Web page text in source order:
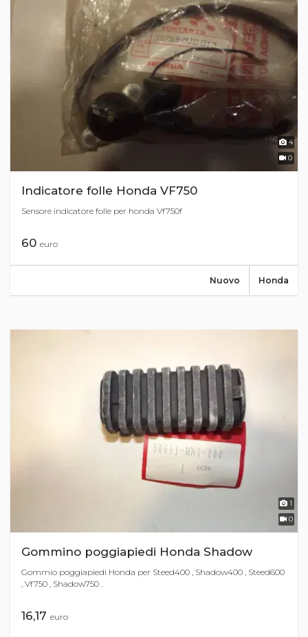
4
0
Indicatore folle Honda VF750
Sensore indicatore folle per honda Vf750f
60 euro
Honda
Nuovo
1
0
Gommino poggiapiedi Honda Shadow
Gommio poggiapiedi Honda per Steed400 , Shadow400 , Steed600
, Vf750 , Shadow750 .
16,17 euro